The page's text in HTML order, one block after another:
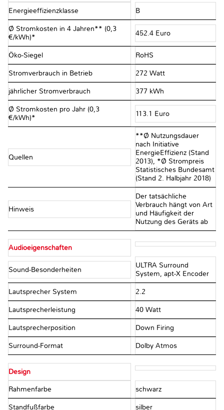
Energieeffizienzklasse B
Ø Stromkosten in 4 Jahren** (0,3
€/kWh)*
452.4 Euro
Öko-Siegel RoHS
Stromverbrauch in Betrieb 272 Watt
jährlicher Stromverbrauch 377 kWh
Ø Stromkosten pro Jahr (0,3
€/kWh)*
113.1 Euro
Quellen
**Ø Nutzungsdauer
nach Initiative
EnergieEffizienz (Stand
2013), *Ø Strompreis
Statistisches Bundesamt
(Stand 2. Halbjahr 2018)
Hinweis
Der tatsächliche
Verbrauch hängt von Art
und Häufigkeit der
Nutzung des Geräts ab
Audioeigenschaften
Sound-Besonderheiten
ULTRA Surround
System, apt-X Encoder
Lautsprecher System 2.2
Lautsprecherleistung 40 Watt
Lautsprecherposition Down Firing
Surround-Format Dolby Atmos
Design
Rahmenfarbe schwarz
Standfußfarbe silber